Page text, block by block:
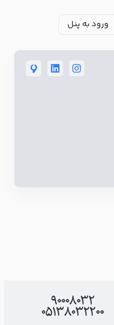
ورود به پنل
90008032
05138032200